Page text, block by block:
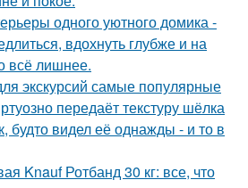
одного уютного домика -
вдохнуть глубже и на
всё лишнее.
экскурсий самые популярные
передаёт текстуру шёлка
будто видел её однажды - и то в
Knauf Ротбанд 30 кг: все, что